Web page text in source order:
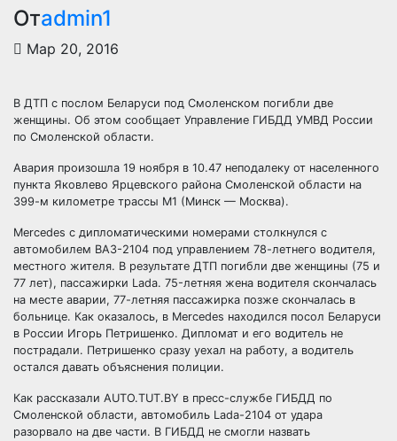
Отadmin1
Мар 20, 2016
В ДТП с послом Беларуси под Смоленском погибли две
женщины. Об этом сообщает Управление ГИБДД УМВД России
по Смоленской области.
Авария произошла 19 ноября в 10.47 неподалеку от населенного
пункта Яковлево Ярцевского района Смоленской области на
399-м километре трассы М1 (Минск — Москва).
Mercedes с дипломатическими номерами столкнулся с
автомобилем ВАЗ-2104 под управлением 78-летнего водителя,
местного жителя. В результате ДТП погибли две женщины (75 и
77 лет), пассажирки Lada. 75-летняя жена водителя скончалась
на месте аварии, 77-летняя пассажирка позже скончалась в
больнице. Как оказалось, в Mercedes находился посол Беларуси
в России Игорь Петришенко. Дипломат и его водитель не
пострадали. Петришенко сразу уехал на работу, а водитель
остался давать объяснения полиции.
Как рассказали AUTO.TUT.BY в пресс-службе ГИБДД по
Смоленской области, автомобиль Lada-2104 от удара
разорвало на две части. В ГИБДД не смогли назвать